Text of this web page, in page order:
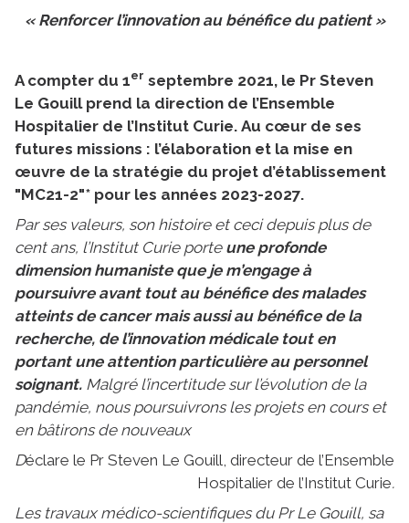
« Renforcer l’innovation au bénéfice du patient »
A compter du 1er septembre 2021, le Pr Steven
Le Gouill prend la direction de l’Ensemble
Hospitalier de l’Institut Curie. Au cœur de ses
futures missions : l’élaboration et la mise en
œuvre de la stratégie du projet d’établissement
"MC21-2"* pour les années 2023-2027.
Par ses valeurs, son histoire et ceci depuis plus de
cent ans, l’Institut Curie porte une profonde
dimension humaniste que je m’engage à
poursuivre avant tout au bénéfice des malades
atteints de cancer mais aussi au bénéfice de la
recherche, de l’innovation médicale tout en
portant une attention particulière au personnel
soignant. Malgré l’incertitude sur l’évolution de la
pandémie, nous poursuivrons les projets en cours et
en bâtirons de nouveaux
Déclare le Pr Steven Le Gouill, directeur de l’Ensemble
Hospitalier de l’Institut Curie.
Les travaux médico-scientifiques du Pr Le Gouill, sa